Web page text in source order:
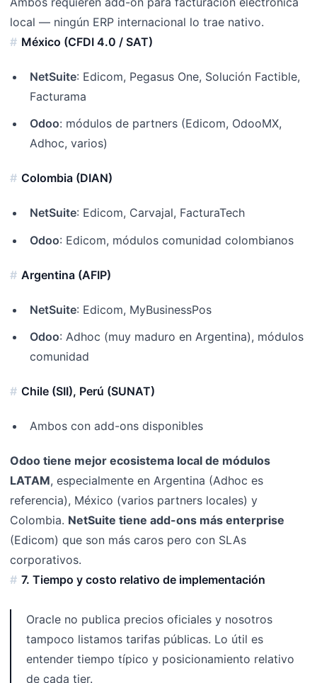
local — ningún ERP internacional lo trae nativo.
México (CFDI 4.0 / SAT)
NetSuite: Edicom, Pegasus One, Solución Factible,
Facturama
Odoo: módulos de partners (Edicom, OdooMX,
Adhoc, varios)
Colombia (DIAN)
NetSuite: Edicom, Carvajal, FacturaTech
Odoo: Edicom, módulos comunidad colombianos
Argentina (AFIP)
NetSuite: Edicom, MyBusinessPos
Odoo: Adhoc (muy maduro en Argentina), módulos
comunidad
Chile (SII), Perú (SUNAT)
Ambos con add-ons disponibles
Odoo tiene mejor ecosistema local de módulos
LATAM, especialmente en Argentina (Adhoc es
referencia), México (varios partners locales) y
Colombia. NetSuite tiene add-ons más enterprise
(Edicom) que son más caros pero con SLAs
corporativos.
7. Tiempo y costo relativo de implementación
Oracle no publica precios oficiales y nosotros
tampoco listamos tarifas públicas. Lo útil es
entender tiempo típico y posicionamiento relativo
de cada tier.